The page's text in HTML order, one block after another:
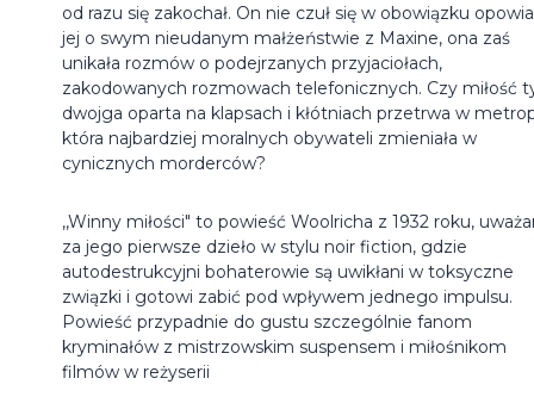
od razu się zakochał. On nie czuł się w obowiązku
jej o swym nieudanym małżeństwie z Maxine, ona zaś
unikała rozmów o podejrzanych przyjaciołach,
zakodowanych rozmowach telefonicznych. Czy miłość
dwojga oparta na klapsach i kłótniach przetrwa w
która najbardziej moralnych obywateli zmieniała w
cynicznych morderców?
,,Winny miłości" to powieść Woolricha z 1932 roku,
za jego pierwsze dzieło w stylu noir fiction, gdzie
autodestrukcyjni bohaterowie są uwikłani w toksyczne
związki i gotowi zabić pod wpływem jednego impulsu.
Powieść przypadnie do gustu szczególnie fanom
kryminałów z mistrzowskim suspensem i miłośnikom
filmów w reżyserii